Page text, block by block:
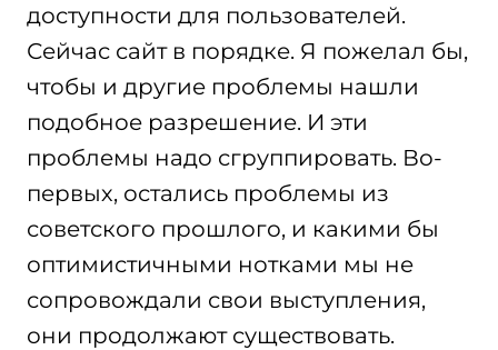
доступности для пользователей.
Сейчас сайт в порядке. Я пожелал бы,
чтобы и другие проблемы нашли
подобное разрешение. И эти
проблемы надо сгруппировать. Во-
первых, остались проблемы из
советского прошлого, и какими бы
оптимистичными нотками мы не
сопровождали свои выступления,
они продолжают существовать.